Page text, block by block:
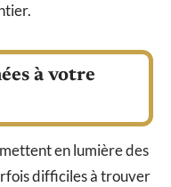
à votre
en lumière des
difficiles à trouver